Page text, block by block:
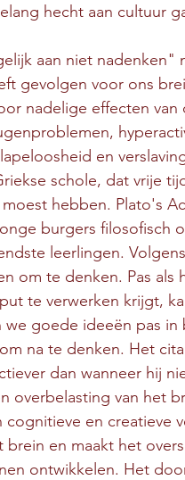
hecht aan cultuur
aan niet nadenken"
gevolgen voor ons
nadelige effecten
en
schole, dat vrije
hebben. Plato's
burgers filosofisch
leerlingen.
om te denken. Pas als
te verwerken krijgt,
goede ideeën pas
na te denken. Het
dan wanneer hij
overbelasting van het
en creatieve
en maakt het
ontwikkelen. Het